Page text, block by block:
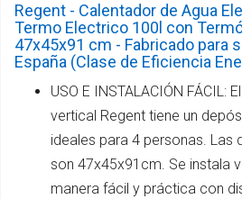
Regent - Calentador de Agua
Termo Electrico 100l con
47x45x91 cm - Fabricado para
España (Clase de Eficiencia
USO E INSTALACIÓN FÁCIL:
vertical Regent tiene un
ideales para 4 personas. Las
son 47x45x91cm. Se instala
manera fácil y práctica con